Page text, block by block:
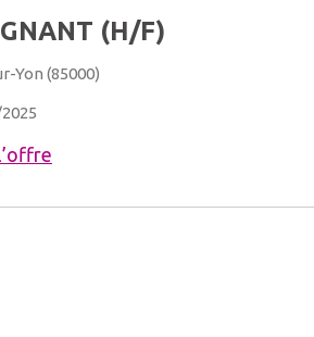
(H/F)
Yon (85000)